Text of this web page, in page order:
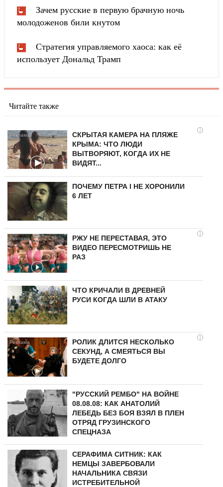
Зачем русские в первую брачную ночь
молодоженов били кнутом
Стратегия управляемого хаоса: как её
использует Дональд Трамп
Читайте также
i
СКРЫТАЯ КАМЕРА НА ПЛЯЖЕ
КРЫМА: ЧТО ЛЮДИ
ВЫТВОРЯЮТ, КОГДА ИХ НЕ
ВИДЯТ...
ПОЧЕМУ ПЕТРА I НЕ ХОРОНИЛИ
6 ЛЕТ
i
РЖУ НЕ ПЕРЕСТАВАЯ, ЭТО
ВИДЕО ПЕРЕСМОТРИШЬ НЕ
РАЗ
ЧТО КРИЧАЛИ В ДРЕВНЕЙ
РУСИ КОГДА ШЛИ В АТАКУ
i
РОЛИК ДЛИТСЯ НЕСКОЛЬКО
СЕКУНД, А СМЕЯТЬСЯ ВЫ
БУДЕТЕ ДОЛГО
"РУССКИЙ РЕМБО" НА ВОЙНЕ
08.08.08: КАК АНАТОЛИЙ
ЛЕБЕДЬ БЕЗ БОЯ ВЗЯЛ В ПЛЕН
ОТРЯД ГРУЗИНСКОГО
СПЕЦНАЗА
СЕРАФИМА СИТНИК: КАК
НЕМЦЫ ЗАВЕРБОВАЛИ
НАЧАЛЬНИКА СВЯЗИ
ИСТРЕБИТЕЛЬНОЙ